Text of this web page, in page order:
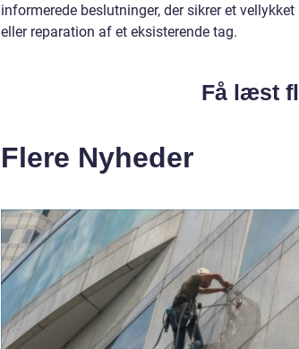
informerede beslutninger, der sikrer et
eller reparation af et eksisterende tag.
Få læst
Flere Nyheder